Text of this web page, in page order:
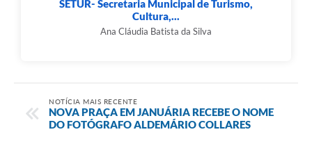
SETUR- Secretaria Municipal de Turismo,
Cultura,...
Ana Cláudia Batista da Silva
NOTÍCIA MAIS RECENTE
NOVA PRAÇA EM JANUÁRIA RECEBE O NOME
DO FOTÓGRAFO ALDEMÁRIO COLLARES